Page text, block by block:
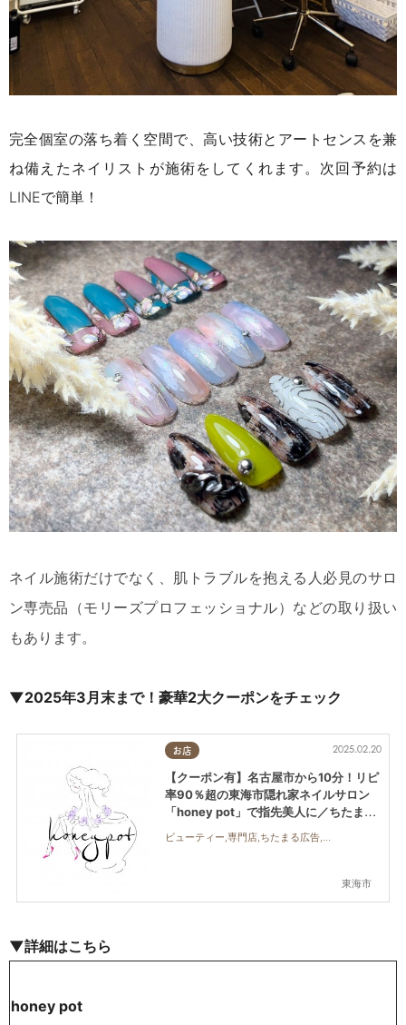
完全個室の落ち着く空間で、高い技術とアートセンスを兼
ね備えたネイリストが施術をしてくれます。次回予約は
LINEで簡単！
ネイル施術だけでなく、肌トラブルを抱える人必見のサロ
ン専売品（モリーズプロフェッショナル）などの取り扱い
もあります。
▼2025年3月末まで！豪華2大クーポンをチェック
お店
東海市
2025.02.20
【クーポン有】名古屋市から10分！リピ
率90％超の東海市隠れ家ネイルサロン
「honey pot」で指先美人に／ちたまる
広告
ビューティー,専門店,ちたまる広告,クーポン,おひとりさま
▼詳細はこちら
honey pot